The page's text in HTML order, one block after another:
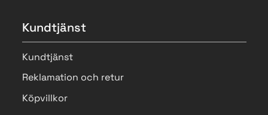
Kundtjänst
Kundtjänst
Reklamation och retur
Köpvillkor